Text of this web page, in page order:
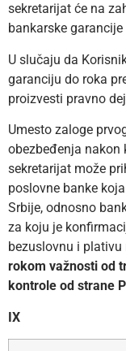
sekretarijat će na
bankarske
U slučaju da
garanciju do roka
proizvesti pravno
Umesto zaloge
obezbeđenja nakon
sekretarijat može
poslovne banke
Srbije, odnosno
za koju je
bezuslovnu i
rokom važnosti od
kontrole od strane
IX